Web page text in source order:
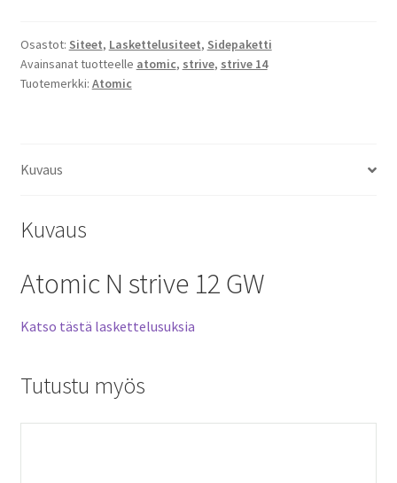
Osastot: Siteet, Laskettelusiteet, Sidepaketti
Avainsanat tuotteelle atomic, strive, strive 14
Tuotemerkki: Atomic
Kuvaus
Kuvaus
Atomic N strive 12 GW
Katso tästä laskettelusuksia
Tutustu myös